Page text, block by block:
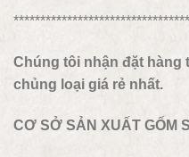
Chúng tôi nhận đặt hàng
chủng loại giá rẻ nhất.
CƠ SỞ SẢN XUẤT GỐM